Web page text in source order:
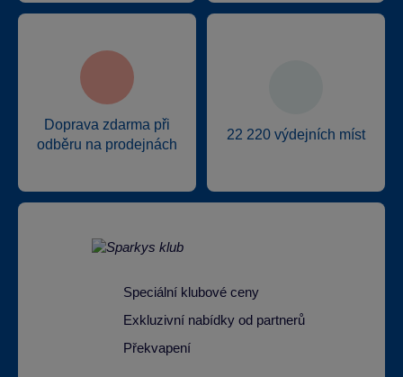
Doprava zdarma při
odběru na prodejnách
22 220 výdejních míst
Speciální klubové ceny
Exkluzivní nabídky od partnerů
Překvapení